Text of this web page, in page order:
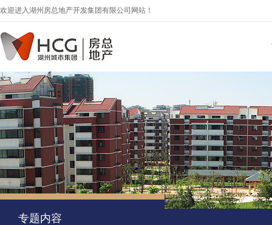
欢迎进入湖州房总地产开发集团有限公司网站！
专题内容